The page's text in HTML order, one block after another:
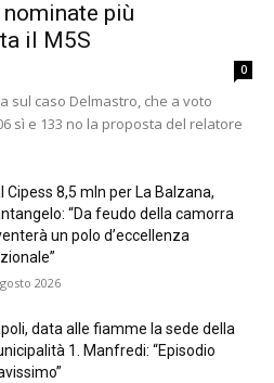
nominate più
il M5S
0
sul caso Delmastro, che a voto
sì e 133 no la proposta del relatore
Cipess 8,5 mln per La Balzana,
“Da feudo della camorra
un polo d’eccellenza
2026
data alle fiamme la sede della
1. Manfredi: “Episodio